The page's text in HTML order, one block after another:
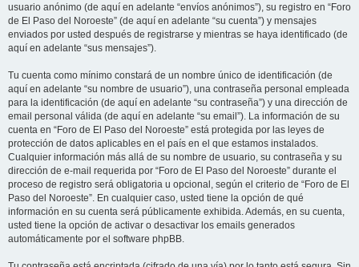
usuario anónimo (de aquí en adelante “envíos anónimos”), su registro en “Foro
de El Paso del Noroeste” (de aquí en adelante “su cuenta”) y mensajes
enviados por usted después de registrarse y mientras se haya identificado (de
aquí en adelante “sus mensajes”).
Tu cuenta como mínimo constará de un nombre único de identificación (de
aquí en adelante “su nombre de usuario”), una contraseña personal empleada
para la identificación (de aquí en adelante “su contraseña”) y una dirección de
email personal válida (de aquí en adelante “su email”). La información de su
cuenta en “Foro de El Paso del Noroeste” está protegida por las leyes de
protección de datos aplicables en el país en el que estamos instalados.
Cualquier información más allá de su nombre de usuario, su contraseña y su
dirección de e-mail requerida por “Foro de El Paso del Noroeste” durante el
proceso de registro será obligatoria u opcional, según el criterio de “Foro de El
Paso del Noroeste”. En cualquier caso, usted tiene la opción de qué
información en su cuenta será públicamente exhibida. Además, en su cuenta,
usted tiene la opción de activar o desactivar los emails generados
automáticamente por el software phpBB.